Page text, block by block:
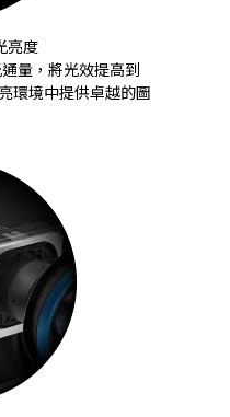
亮度
量，將光效提高到
環境中提供卓越的圖